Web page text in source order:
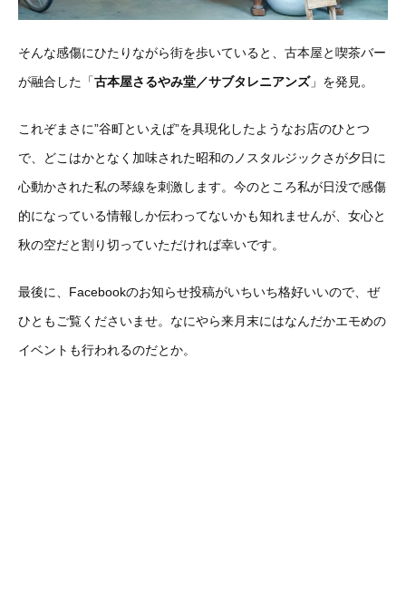
そんな感傷にひたりながら街を歩いていると、古本屋と喫茶バー
が融合した「古本屋さるやみ堂／サブタレニアンズ」を発見。
これぞまさに”谷町といえば”を具現化したようなお店のひとつ
で、どこはかとなく加味された昭和のノスタルジックさが夕日に
心動かされた私の琴線を刺激します。今のところ私が日没で感傷
的になっている情報しか伝わってないかも知れませんが、女心と
秋の空だと割り切っていただければ幸いです。
最後に、Facebookのお知らせ投稿がいちいち格好いいので、ぜ
ひともご覧くださいませ。なにやら来月末にはなんだかエモめの
イベントも行われるのだとか。